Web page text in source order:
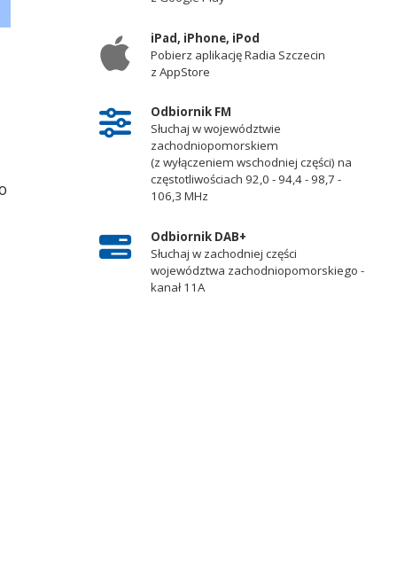
iPad, iPhone, iPod
Pobierz aplikację Radia Szczecin
z AppStore
Odbiornik FM
Słuchaj w województwie
zachodniopomorskiem
(z wyłączeniem wschodniej części) na
częstotliwościach 92,0 - 94,4 - 98,7 -
106,3 MHz
Odbiornik DAB+
Słuchaj w zachodniej części
województwa zachodniopomorskiego -
kanał 11A